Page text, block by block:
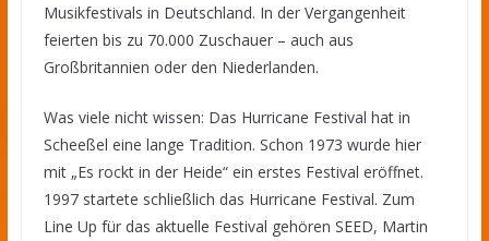
Musikfestivals in Deutschland. In der Vergangenheit
feierten bis zu 70.000 Zuschauer – auch aus
Großbritannien oder den Niederlanden.
Was viele nicht wissen: Das Hurricane Festival hat in
Scheeßel eine lange Tradition. Schon 1973 wurde hier
mit „Es rockt in der Heide“ ein erstes Festival eröffnet.
1997 startete schließlich das Hurricane Festival. Zum
Line Up für das aktuelle Festival gehören SEED, Martin